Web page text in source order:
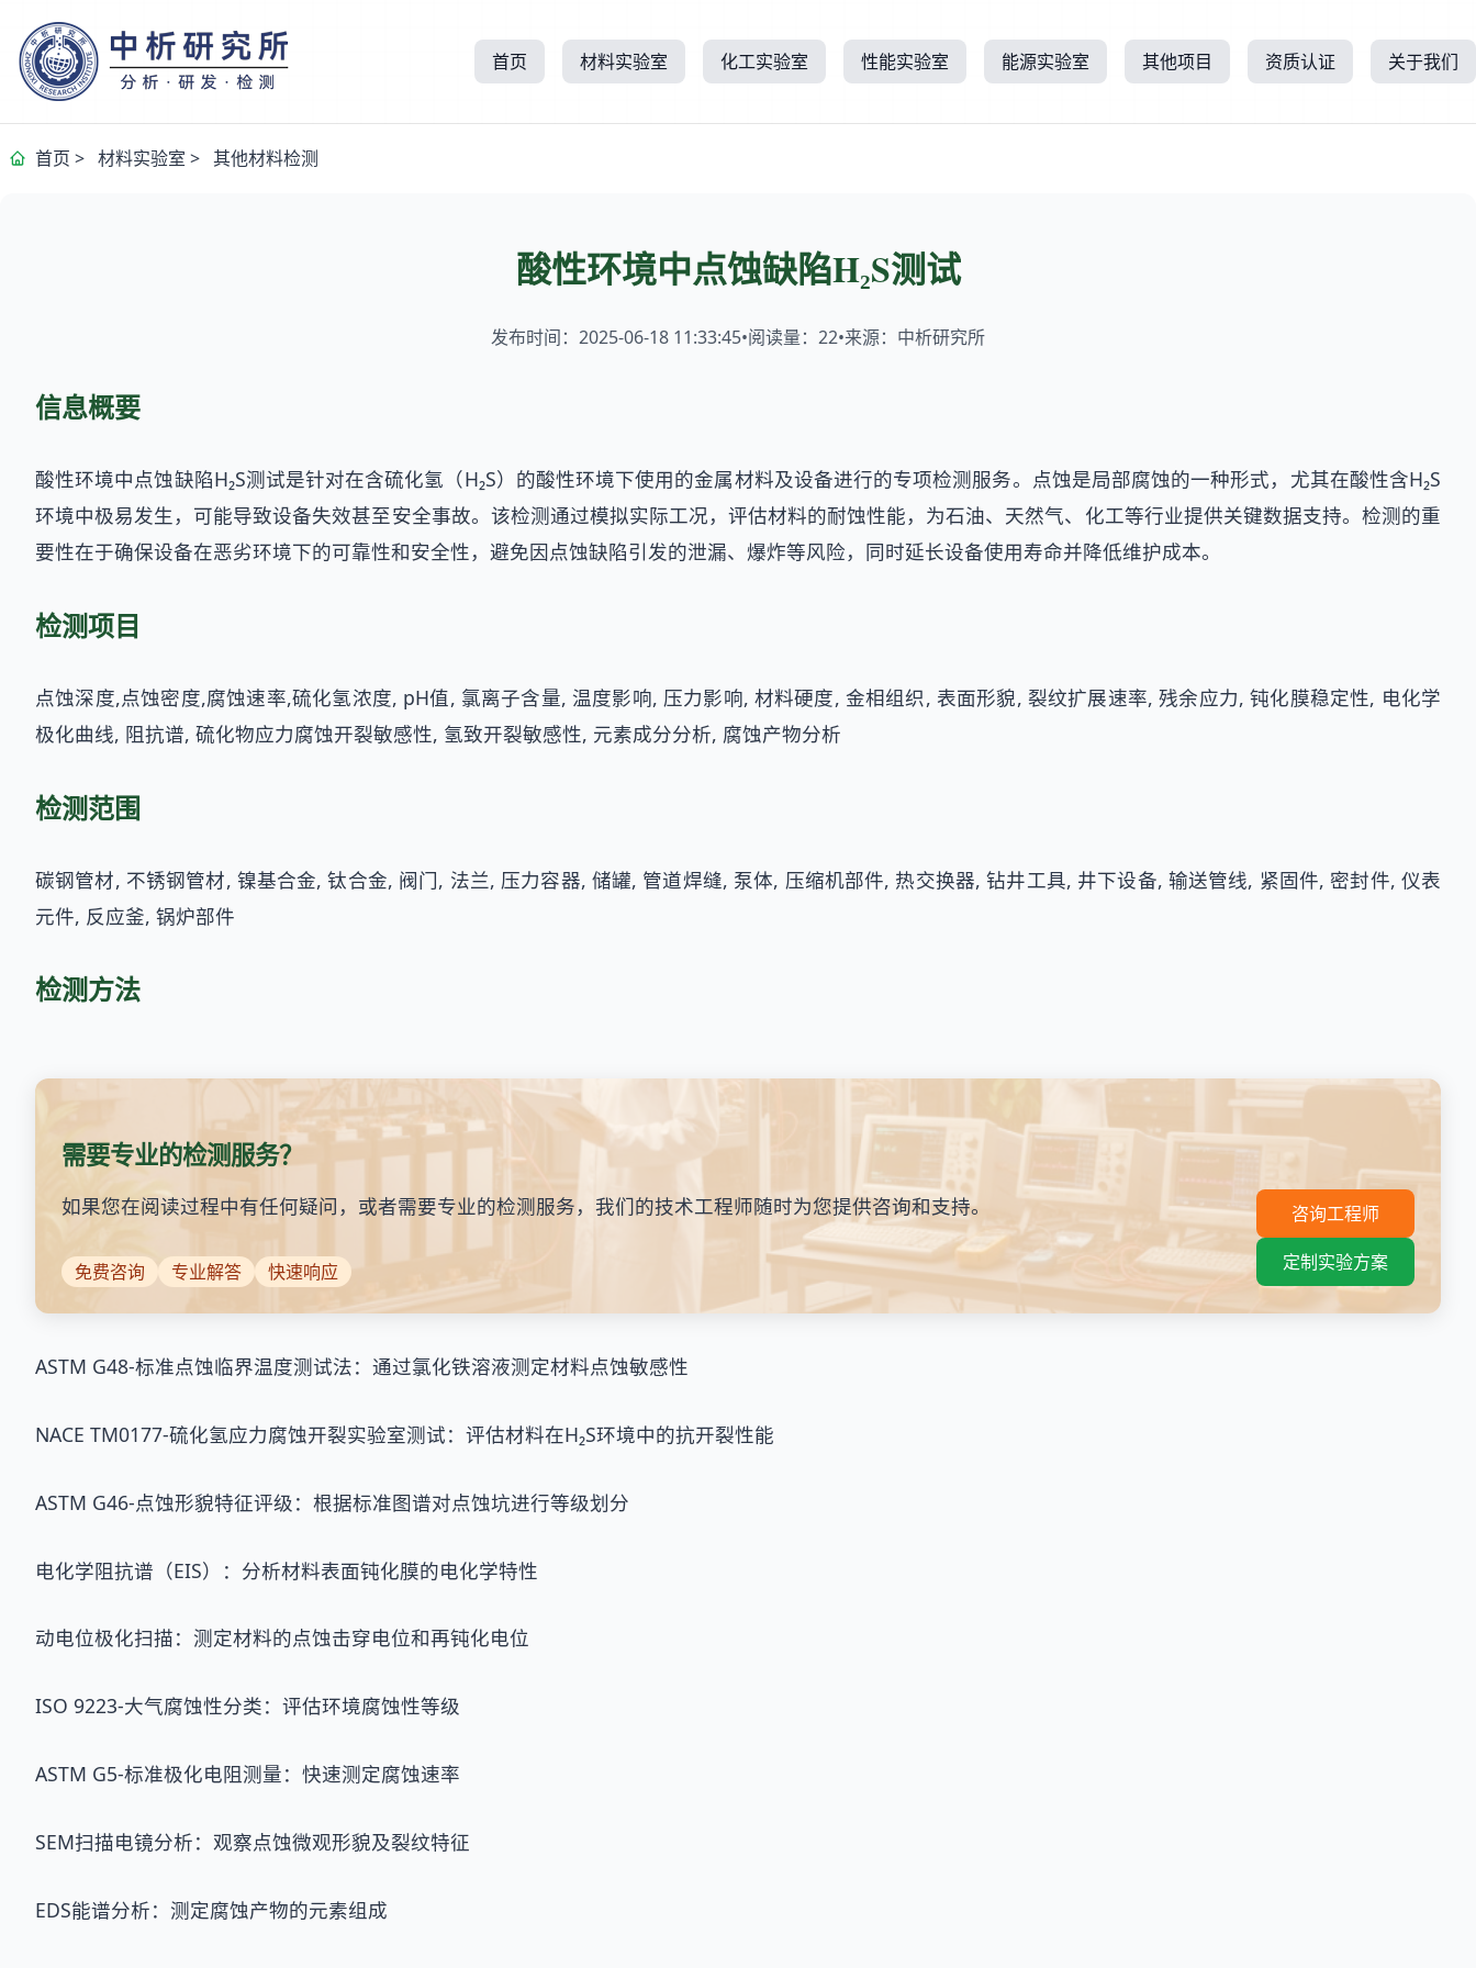
首页 材料实验室 化工实验室 性能实验室 能源实验室 其他项目 资质认证 关于我们
首页 > 材料实验室 > 其他材料检测
酸性环境中点蚀缺陷H₂S测试
发布时间：2025-06-18 11:33:45•阅读量： 22•来源：中析研究所
信息概要
酸性环境中点蚀缺陷H₂S测试是针对在含硫化氢（H₂S）的酸性环境下使用的金属材料及设备进行的专项检测服务。点蚀是局部腐蚀的一种形式，尤其在酸性含H₂S
环境中极易发生，可能导致设备失效甚至安全事故。该检测通过模拟实际工况，评估材料的耐蚀性能，为石油、天然气、化工等行业提供关键数据支持。检测的重
要性在于确保设备在恶劣环境下的可靠性和安全性，避免因点蚀缺陷引发的泄漏、爆炸等风险，同时延长设备使用寿命并降低维护成本。
检测项目
点蚀深度,点蚀密度,腐蚀速率,硫化氢浓度, pH值, 氯离子含量, 温度影响, 压力影响, 材料硬度, 金相组织, 表面形貌, 裂纹扩展速率, 残余应力, 钝化膜稳定性, 电化学
极化曲线, 阻抗谱, 硫化物应力腐蚀开裂敏感性, 氢致开裂敏感性, 元素成分分析, 腐蚀产物分析
检测范围
碳钢管材, 不锈钢管材, 镍基合金, 钛合金, 阀门, 法兰, 压力容器, 储罐, 管道焊缝, 泵体, 压缩机部件, 热交换器, 钻井工具, 井下设备, 输送管线, 紧固件, 密封件, 仪表
元件, 反应釜, 锅炉部件
检测方法
需要专业的检测服务？
如果您在阅读过程中有任何疑问，或者需要专业的检测服务，我们的技术工程师随时为您提供咨询和支持。
免费咨询 专业解答 快速响应
咨询工程师
定制实验方案
ASTM G48-标准点蚀临界温度测试法：通过氯化铁溶液测定材料点蚀敏感性
NACE TM0177-硫化氢应力腐蚀开裂实验室测试：评估材料在H₂S环境中的抗开裂性能
ASTM G46-点蚀形貌特征评级：根据标准图谱对点蚀坑进行等级划分
电化学阻抗谱（EIS）：分析材料表面钝化膜的电化学特性
动电位极化扫描：测定材料的点蚀击穿电位和再钝化电位
ISO 9223-大气腐蚀性分类：评估环境腐蚀性等级
ASTM G5-标准极化电阻测量：快速测定腐蚀速率
SEM扫描电镜分析：观察点蚀微观形貌及裂纹特征
EDS能谱分析：测定腐蚀产物的元素组成